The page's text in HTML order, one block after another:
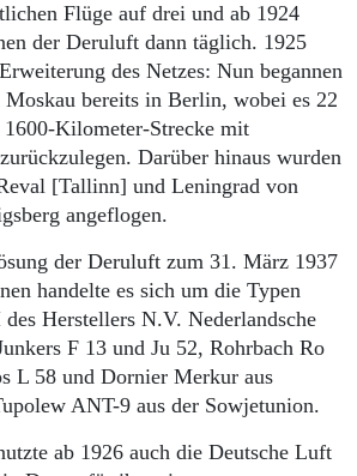
Flüge auf drei und ab 1924
der Deruluft dann täglich. 1925
des Netzes: Nun begannen
bereits in Berlin, wobei es 22
1600-Kilometer-Strecke mit
Darüber hinaus wurden
[Tallinn] und Leningrad von
angeflogen.
der Deruluft zum 31. März 1937
handelte es sich um die Typen
Herstellers N.V. Nederlandsche
F 13 und Ju 52, Rohrbach Ro
L 58 und Dornier Merkur aus
ANT-9 aus der Sowjetunion.
ab 1926 auch die Deutsche Luft